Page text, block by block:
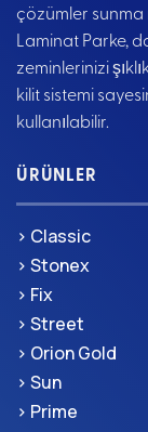
eder. Derzli
çıkarırken,
tasarım,
olmasını
bir estetik
doğal bir hava
UNICLIC kilit
parke panelleri
Yapıştırıcı
bir montaj
kendisi
takılabilme
değişikliği veya
zarar görmeden
çözümler
Laminat Parke,
zeminlerinizi
kilit sistemi
kullanılabilir.
ÜRÜNLER
> Classic
> Stonex
> Fix
> Street
> Orion Gold
> Sun
> Prime